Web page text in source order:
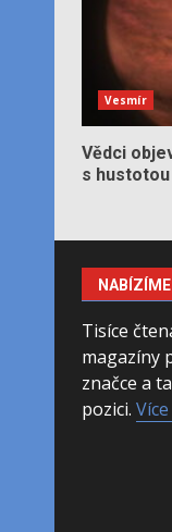
Vesmír
Vědci
s
Tisíce
magazíny
značce a
pozici.